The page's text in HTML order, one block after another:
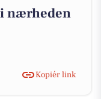
nærheden
Kopiér link